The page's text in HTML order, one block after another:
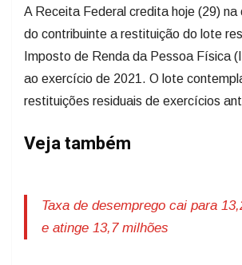
A Receita Federal credita hoje (29) na
do contribuinte a restituição do lote
Imposto de Renda da Pessoa Física
ao exercício de 2021. O lote
restituições residuais de exercícios
Veja também
Taxa de desemprego cai para
e atinge 13,7 milhões